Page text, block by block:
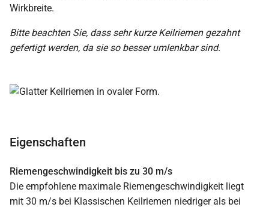
Wirkbreite.
Bitte beachten Sie, dass sehr kurze Keilriemen gezahnt
gefertigt werden, da sie so besser umlenkbar sind.
Eigenschaften
Riemengeschwindigkeit bis zu 30 m/s
Die empfohlene maximale Riemengeschwindigkeit liegt
mit 30 m/s bei Klassischen Keilriemen niedriger als bei